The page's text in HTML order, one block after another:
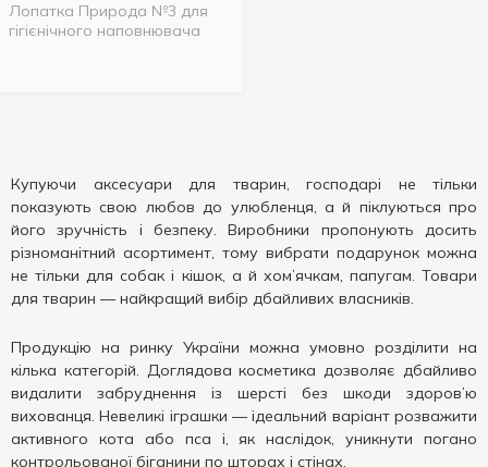
Лопатка Природа №3 для
гігієнічного наповнювача
Купуючи аксесуари для тварин, господарі не тільки
показують свою любов до улюбленця, а й піклуються про
його зручність і безпеку. Виробники пропонують досить
різноманітний асортимент, тому вибрати подарунок можна
не тільки для собак і кішок, а й хом’ячкам, папугам. Товари
для тварин — найкращий вибір дбайливих власників.
Продукцію на ринку України можна умовно розділити на
кілька категорій. Доглядова косметика дозволяє дбайливо
видалити забруднення із шерсті без шкоди здоров’ю
вихованця. Невеликі іграшки — ідеальний варіант розважити
активного кота або пса і, як наслідок, уникнути погано
контрольованої біганини по шторах і стінах.